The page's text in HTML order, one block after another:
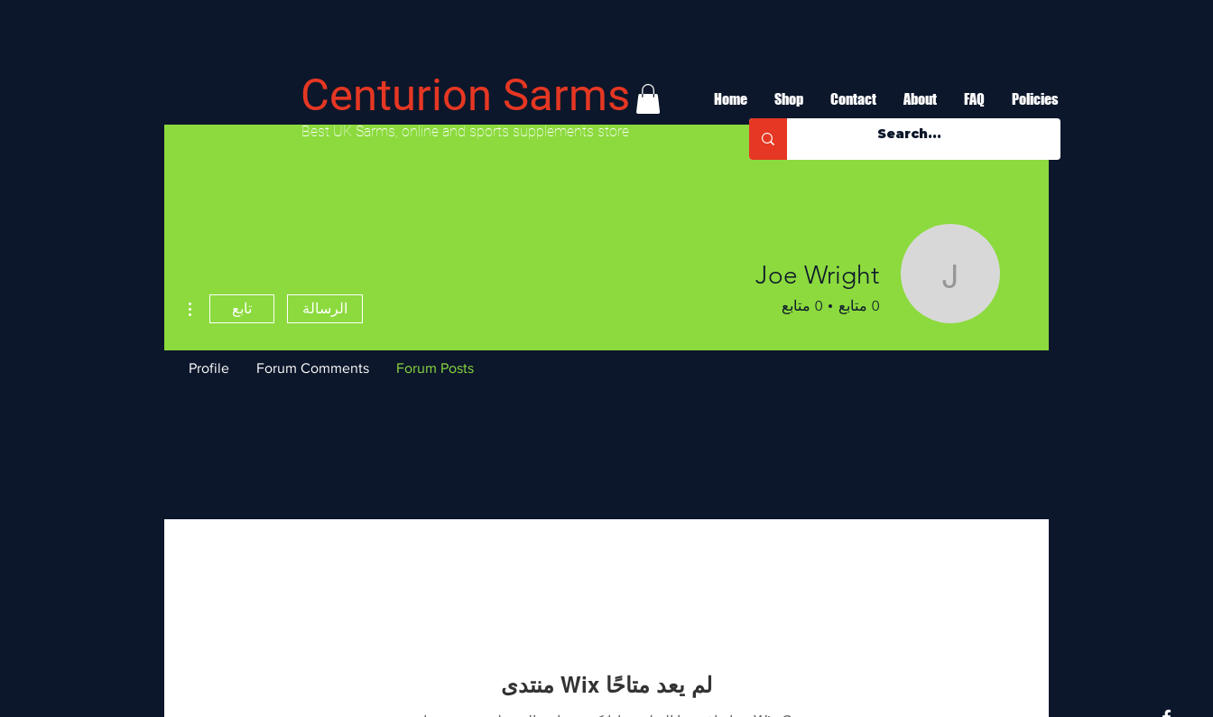
Home Shop Contact About FAQ Policies
Centurion Sarms
​Best UK Sarms, online and sports supplements store
منتدى Wix لم يعد متاحًا
Joe Wright
Joe Wright
0 متابع 0 متابع الرسالة تابع
Profile Forum Comments Forum Posts